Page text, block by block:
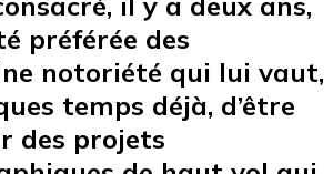
préférée des
notoriété qui lui vaut,
temps déjà, d’être
des projets